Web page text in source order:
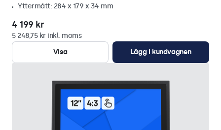
Yttermått: 284 x 179 x 34 mm
4 199 kr
5 248,75 kr inkl. moms
Visa
Lägg i kundvagnen